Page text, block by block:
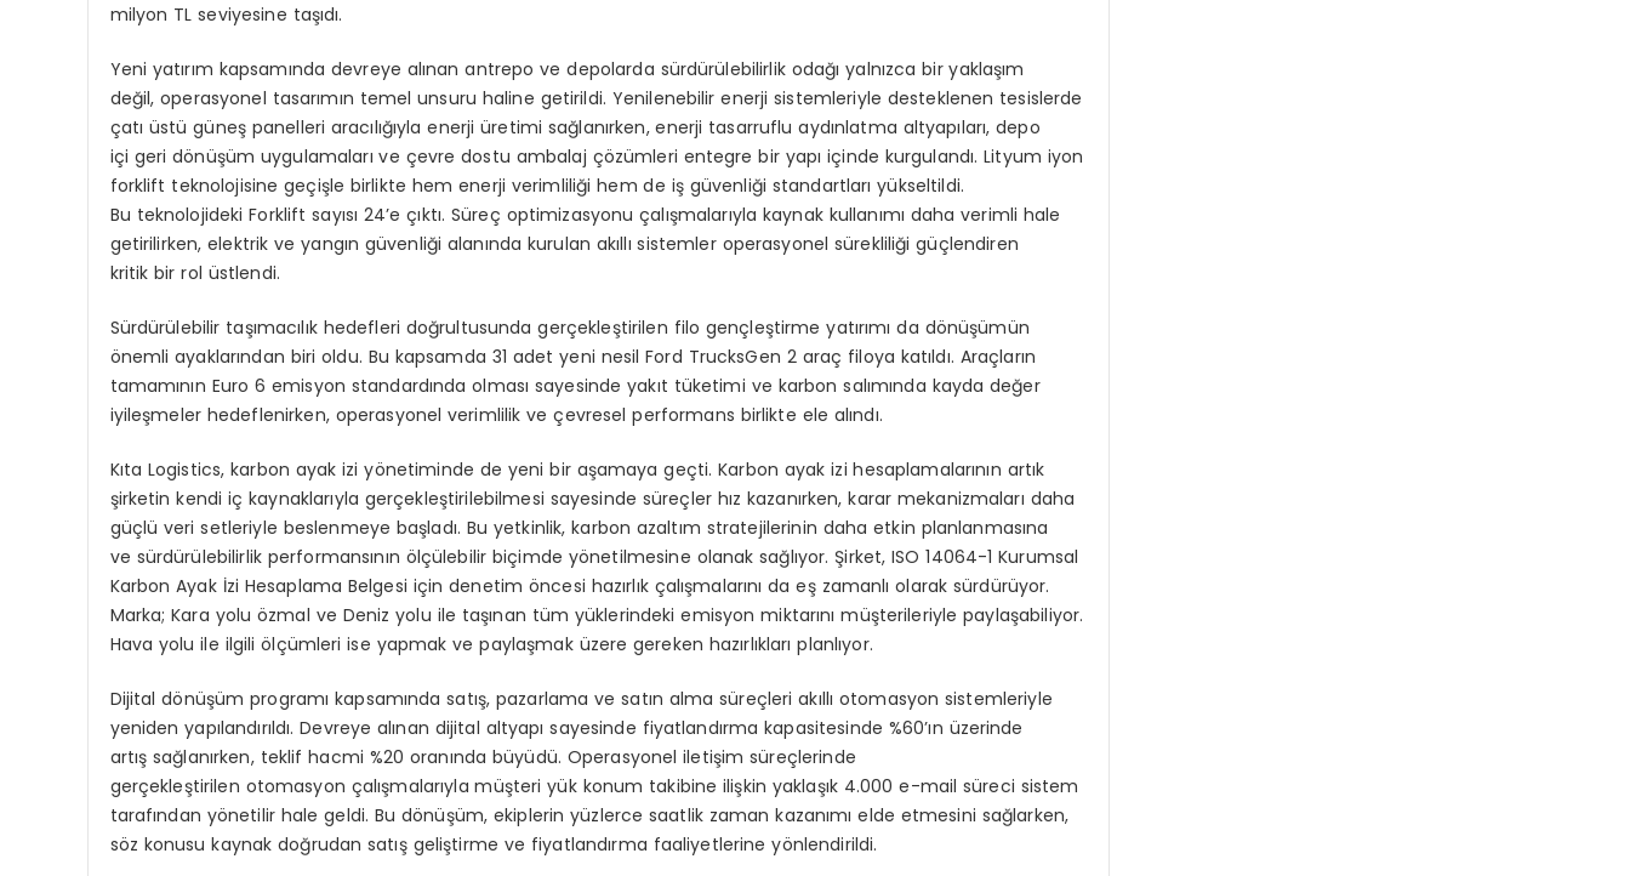
milyon TLseviyesine taşıdı.
Yeni yatırım kapsamında devreye alınan antrepo ve depolarda sürdürülebilirlik odağı yalnızca bir yaklaşım
değil, operasyonel tasarımın temel unsuru haline getirildi. Yenilenebilir enerji sistemleriyle desteklenen tesislerde
çatı üstü güneş panelleri aracılığıyla enerji üretimi sağlanırken, enerji tasarruflu aydınlatma altyapıları, depo
içi geri dönüşüm uygulamaları ve çevre dostu ambalaj çözümleri entegre bir yapı içinde kurgulandı. Lityum iyon
forklift teknolojisine geçişle birlikte hem enerji verimliliği hem de iş güvenliği standartları yükseltildi.
Bu teknolojideki Forklift sayısı 24’e çıktı. Süreç optimizasyonu çalışmalarıyla kaynak kullanımı daha verimli hale
getirilirken, elektrik ve yangın güvenliği alanında kurulan akıllı sistemler operasyonel sürekliliği güçlendiren
kritik bir rol üstlendi.
Sürdürülebilir taşımacılık hedefleri doğrultusunda gerçekleştirilen filo gençleştirme yatırımı da dönüşümün
önemli ayaklarından biri oldu. Bu kapsamda 31 adet yeni nesil Ford TrucksGen 2 araç filoya katıldı. Araçların
tamamının Euro 6 emisyon standardında olması sayesinde yakıt tüketimi ve karbon salımında kayda değer
iyileşmeler hedeflenirken, operasyonel verimlilik ve çevresel performans birlikte ele alındı.
Kıta Logistics, karbon ayak izi yönetiminde de yeni bir aşamaya geçti. Karbon ayak izi hesaplamalarının artık
şirketin kendi iç kaynaklarıyla gerçekleştirilebilmesi sayesinde süreçler hız kazanırken, karar mekanizmaları daha
güçlü veri setleriyle beslenmeye başladı. Bu yetkinlik, karbon azaltım stratejilerinin daha etkin planlanmasına
ve sürdürülebilirlik performansının ölçülebilir biçimde yönetilmesine olanak sağlıyor. Şirket,ISO 14064-1 Kurumsal
Karbon Ayak İzi Hesaplama Belgesi için denetim öncesi hazırlık çalışmalarını da eş zamanlı olarak sürdürüyor.
Marka; Kara yolu özmal ve Deniz yolu ile taşınan tüm yüklerindeki emisyon miktarını müşterileriyle paylaşabiliyor.
Hava yolu ile ilgili ölçümleri ise yapmak ve paylaşmak üzere gereken hazırlıkları planlıyor.
Dijital dönüşüm programı kapsamında satış, pazarlama ve satın alma süreçleri akıllı otomasyon sistemleriyle
yeniden yapılandırıldı. Devreye alınan dijital altyapı sayesinde fiyatlandırma kapasitesinde %60’ın üzerinde
artış sağlanırken, teklif hacmi %20 oranında büyüdü. Operasyonel iletişim süreçlerinde
gerçekleştirilen otomasyon çalışmalarıyla müşteri yük konum takibine ilişkin yaklaşık 4.000 e-mail süreci sistem
tarafından yönetilir hale geldi. Bu dönüşüm, ekiplerin yüzlerce saatlik zaman kazanımı elde etmesini sağlarken,
söz konusu kaynak doğrudan satış geliştirme ve fiyatlandırma faaliyetlerine yönlendirildi.